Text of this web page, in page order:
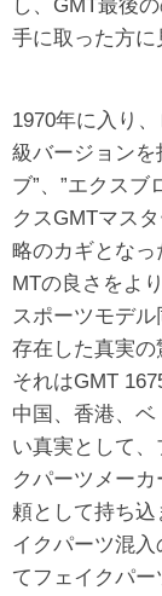
し、GMT最後
手に取った方
1970年に入り
級バージョンを
ブ”、”エクスブ
クスGMTマス
略のカギとな
MTの良さをよ
スポーツモデ
存在した真実の
それはGMT
中国、香港、
い真実として
クパーツメー
頼として持ち込
イクパーツ混
てフェイクパ